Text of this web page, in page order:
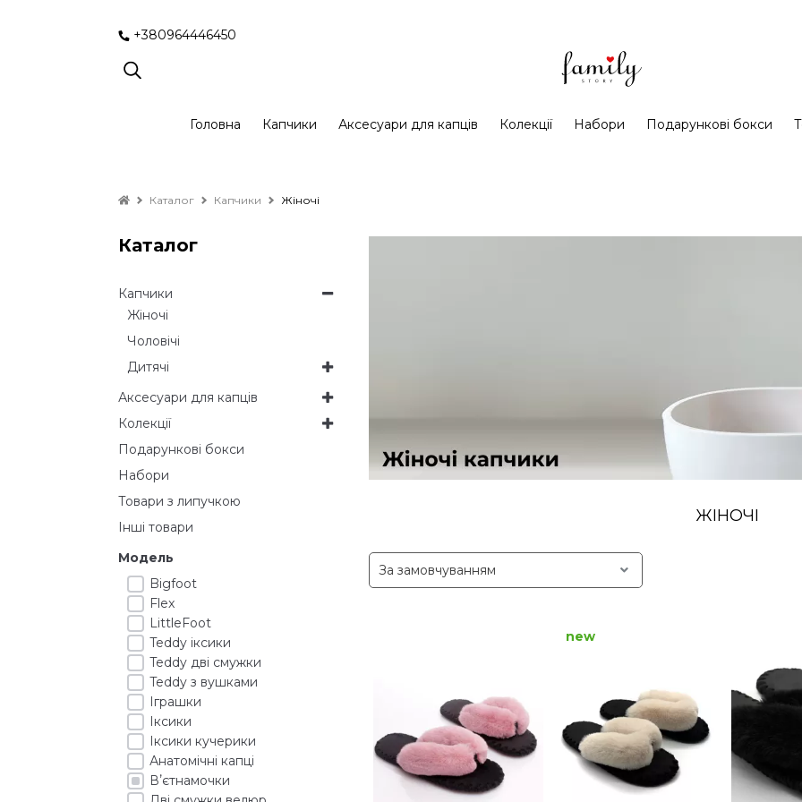
+380964446450
Головна Капчики Аксесуари для капців Колекції Набори Подарункові бокси
Каталог Капчики Жіночі
Каталог
Капчики
Жіночі
Чоловічі
Дитячі
Аксесуари для капців
Колекції
Подарункові бокси
Набори
Товари з липучкою
Інші товари
Модель
Bigfoot
Flex
LittleFoot
Teddy іксики
Teddy дві смужки
Teddy з вушками
Іграшки
Іксики
Іксики кучерики
Анатомічні капці
Вʼєтнамочки
ЖІНОЧІ
new